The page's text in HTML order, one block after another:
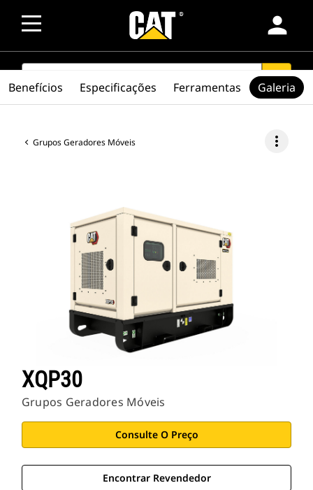
person
SEARCH search
Grupos Geradores Móveis more_vert
XQP30
Grupos Geradores Móveis
Consulte O Preço
Encontrar Revendedor
Benefícios Especificações Ferramentas Galeria